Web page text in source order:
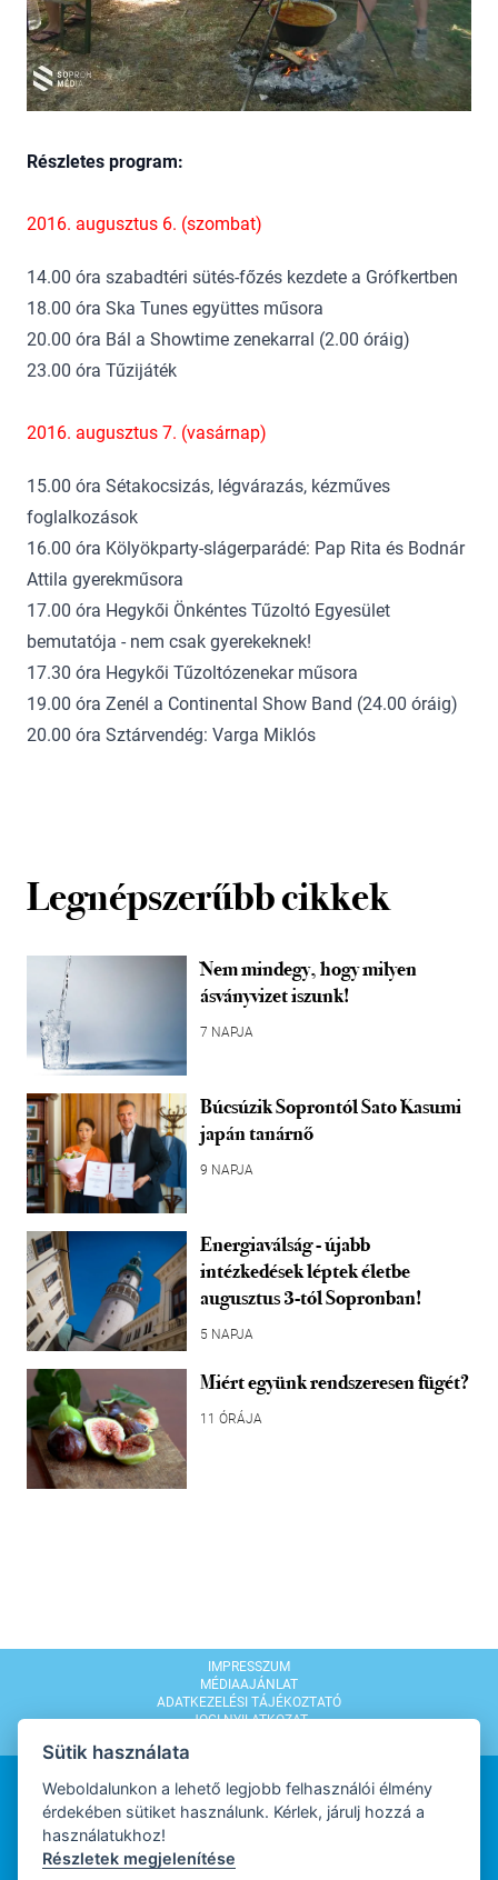
Részletes program:
2016. augusztus 6. (szombat)
14.00 óra szabadtéri sütés-főzés kezdete a Grófkertben
18.00 óra Ska Tunes együttes műsora
20.00 óra Bál a Showtime zenekarral (2.00 óráig)
23.00 óra Tűzijáték
2016. augusztus 7. (vasárnap)
15.00 óra Sétakocsizás, légvárazás, kézműves
foglalkozások
16.00 óra Kölyökparty-slágerparádé: Pap Rita és Bodnár
Attila gyerekműsora
17.00 óra Hegykői Önkéntes Tűzoltó Egyesület
bemutatója - nem csak gyerekeknek!
17.30 óra Hegykői Tűzoltózenekar műsora
19.00 óra Zenél a Continental Show Band (24.00 óráig)
20.00 óra Sztárvendég: Varga Miklós
Legnépszerűbb cikkek
Nem mindegy, hogy milyen
ásványvizet iszunk!
7 NAPJA
Búcsúzik Soprontól Sato Kasumi
japán tanárnő
9 NAPJA
Energiaválság - újabb
intézkedések léptek életbe
augusztus 3-tól Sopronban!
5 NAPJA
Miért együnk rendszeresen fügét?
11 ÓRÁJA
IMPRESSZUM
MÉDIAAJÁNLAT
ADATKEZELÉSI TÁJÉKOZTATÓ
JOGI NYILATKOZAT
WEBDESIGN
Sütik használata
Weboldalunkon a lehető legjobb felhasználói élmény
érdekében sütiket használunk. Kérlek, járulj hozzá a
használatukhoz!
Részletek megjelenítése